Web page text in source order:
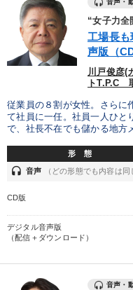
音声・
“女子力全
工場長
声版（
川戸俊彦(
トT.P.C
従業員の８割が女性。さらに
て社員に一任。社員一人ひと
で、社長不在でも儲かる地方
形 態
headset 音声 （どの形態でも内容は同
CD版
デジタル音声版
（配信＋ダウンロード）
音声・